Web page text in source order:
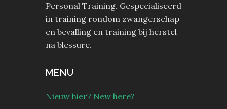
Personal Training. Gespecialiseerd
in training rondom zwangerschap
en bevalling en training bij herstel
na blessure.
MENU
Nieuw hier? New here?